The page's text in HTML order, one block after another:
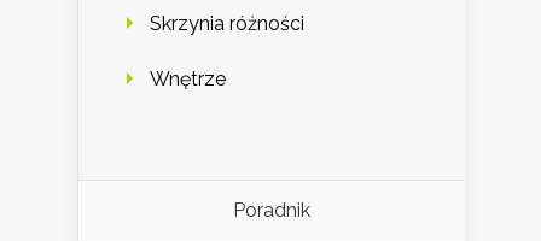
Skrzynia różności
Wnętrze
Poradnik